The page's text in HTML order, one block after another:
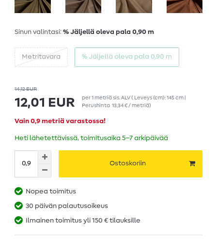
Sinun valintasi: % Jäljellä oleva pala 0,90 m
Metritavara % Jäljellä oleva pala 0,90 m
14,12 EUR
12,01 EUR per1 metriäsis. ALV( Leveys (cm): 145 cm |
Perushinta 13,34 € / metriä)
Vain 0,9 metriä varastossa!
Heti lähetettävissä, toimitusaika 5–7 arkipäivää
Ostoskoriin
Nopea toimitus
30 päivän palautusoikeus
Ilmainen toimitus yli 150 € tilauksille